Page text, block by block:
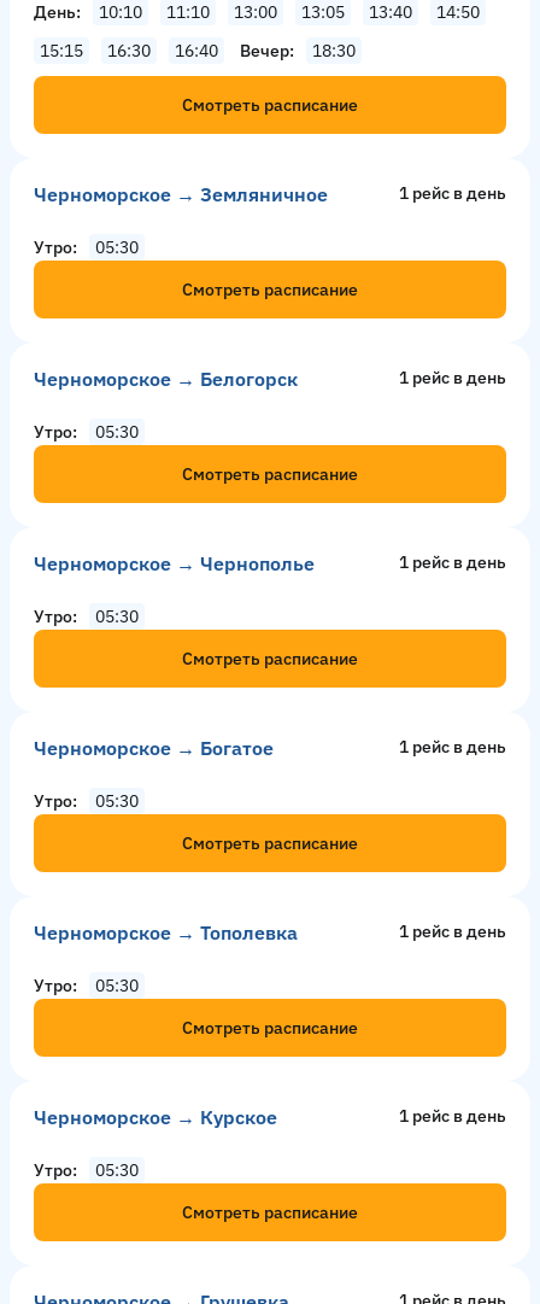
День
10:10 11:10 13:00 13:05 13:40
14:50
15:15
16:30 16:40 Вечер 18:30
Смотреть расписание
Черноморское → Земляничное 1 рейс в день
Утро
05:30
Смотреть расписание
Черноморское → Белогорск 1 рейс в день
Утро
05:30
Смотреть расписание
Черноморское → Чернополье 1 рейс в день
Утро
05:30
Смотреть расписание
Черноморское → Богатое 1 рейс в день
Утро
05:30
Смотреть расписание
Черноморское → Тополевка 1 рейс в день
Утро
05:30
Смотреть расписание
Черноморское → Курское 1 рейс в день
Утро
05:30
Смотреть расписание